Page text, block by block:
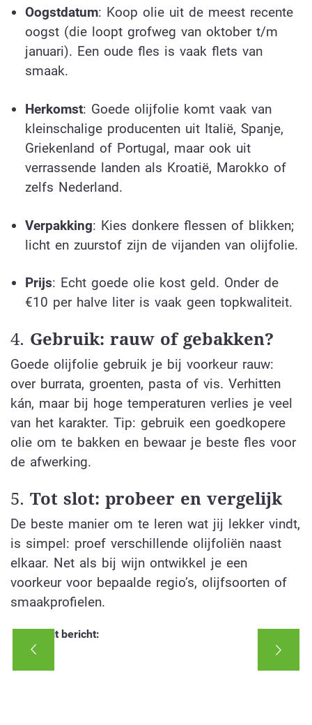
Oogstdatum: Koop olie uit de meest recente
oogst (die loopt grofweg van oktober t/m
januari). Een oude fles is vaak flets van
smaak.
Herkomst: Goede olijfolie komt vaak van
kleinschalige producenten uit Italië, Spanje,
Griekenland of Portugal, maar ook uit
verrassende landen als Kroatië, Marokko of
zelfs Nederland.
Verpakking: Kies donkere flessen of blikken;
licht en zuurstof zijn de vijanden van olijfolie.
Prijs: Echt goede olie kost geld. Onder de
€10 per halve liter is vaak geen topkwaliteit.
4. Gebruik: rauw of gebakken?
Goede olijfolie gebruik je bij voorkeur rauw:
over burrata, groenten, pasta of vis. Verhitten
kán, maar bij hoge temperaturen verlies je veel
van het karakter. Tip: gebruik een goedkopere
olie om te bakken en bewaar je beste fles voor
de afwerking.
5. Tot slot: probeer en vergelijk
De beste manier om te leren wat jij lekker vindt,
is simpel: proef verschillende olijfoliën naast
elkaar. Net als bij wijn ontwikkel je een
voorkeur voor bepaalde regio’s, olijfsoorten of
smaakprofielen.
Deel dit bericht: